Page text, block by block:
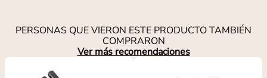
PERSONAS QUE VIERON ESTE PRODUCTO TAMBIÉN
COMPRARON
Ver más recomendaciones